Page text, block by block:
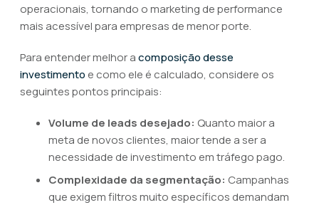
operacionais, tornando o marketing de performance
mais acessível para empresas de menor porte.
Para entender melhor acomposição desse
investimento e como ele é calculado, considere os
seguintes pontos principais:
Volume de leads desejado: Quanto maior a
meta de novos clientes, maior tende a ser a
necessidade de investimento em tráfego pago.
Complexidade da segmentação: Campanhas
que exigem filtros muito específicos demandam